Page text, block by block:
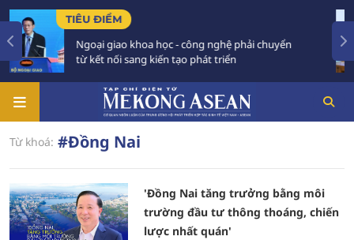
TIÊU ĐIỂM
Ngoại giao khoa học - công nghệ phải chuyển
từ kết nối sang kiến tạo phát triển
Từ khoá: #Đồng Nai
'Đồng Nai tăng trưởng bằng môi
trường đầu tư thông thoáng, chiến
lược nhất quán'